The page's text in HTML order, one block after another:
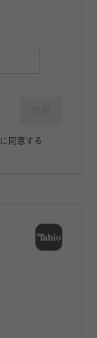
に同意する